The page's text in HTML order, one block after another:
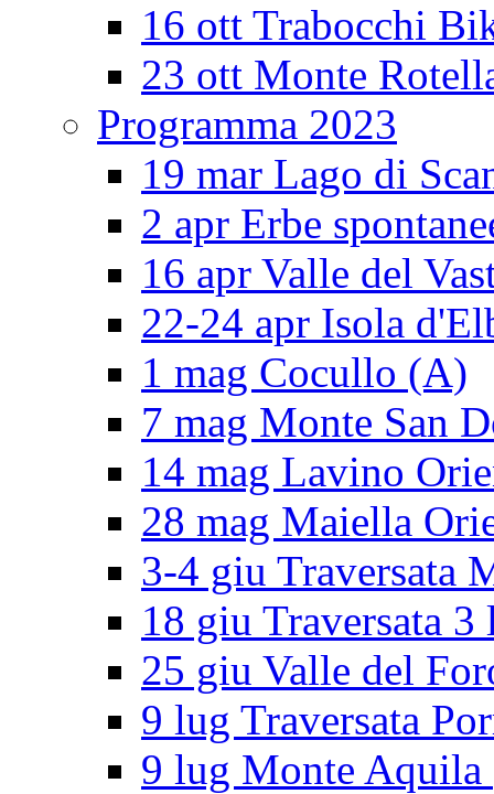
16 ott Trabocchi
23 ott Monte
Programma 2023
19 mar Lago di
2 apr Erbe
16 apr Valle del
22-24 apr Isola
1 mag Cocullo (A)
7 mag Monte San
14 mag Lavino
28 mag Maiella
3-4 giu Traversata
18 giu Traversata 3
25 giu Valle del
9 lug Traversata
9 lug Monte